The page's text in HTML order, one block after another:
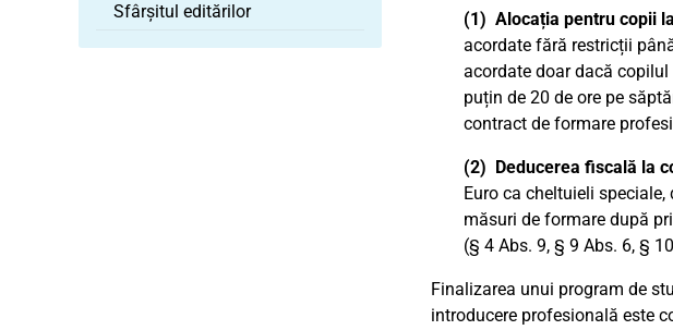
(1) Alocația pentru copii
acordate fără restricții
acordate doar dacă
puțin de 20 de ore pe
contract de formare
(2) Deducerea fiscală la
Euro ca cheltuieli
măsuri de formare după
(§ 4 Abs. 9, § 9 Abs. 6, §
Finalizarea unui program de
introducere profesională este
Sfârșitul editărilor